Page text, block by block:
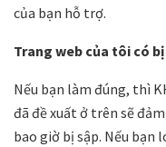
của bạn hỗ trợ.
Trang web của tôi có
Nếu bạn làm đúng, thì
đã đề xuất ở trên sẽ
bao giờ bị sập. Nếu bạn